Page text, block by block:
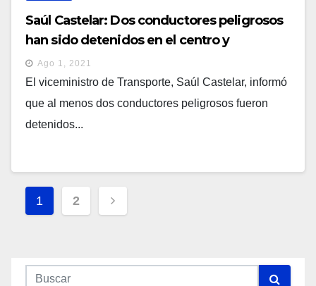
Saúl Castelar: Dos conductores peligrosos
han sido detenidos en el centro y
occidente del país
Ago 1, 2021
El viceministro de Transporte, Saúl Castelar, informó
que al menos dos conductores peligrosos fueron
detenidos...
Navegación
De
1 2